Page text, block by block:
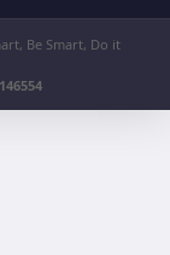
Be Smart, Do it
146554